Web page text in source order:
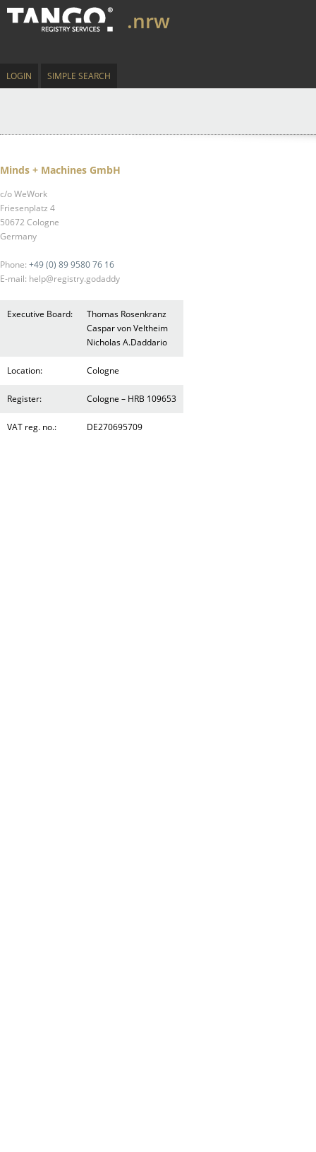
.nrw
LOGIN SIMPLE SEARCH
Minds + Machines GmbH
c/o WeWork
Friesenplatz 4
50672 Cologne
Germany
Phone: +49 (0) 89 9580 76 16
E-mail: help@registry.godaddy
Executive Board:
Thomas Rosenkranz
Caspar von Veltheim
Nicholas A.Daddario
Location: Cologne
Register: Cologne – HRB 109653
VAT reg. no.: DE270695709